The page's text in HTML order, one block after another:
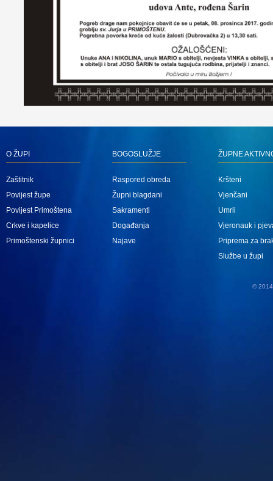
O ŽUPI
Zaštitnik
Povijest župe
Povijest Primoštena
Crkve i kapelice
Primoštenski župnici
BOGOSLUŽJE
Raspored obreda
Župni blagdani
Sakramenti
Događanja
Najave
ŽUPNE
Kršteni
Vjenčani
Umrli
Vjeronauk i
Priprema za
Službe u župi
© 2014